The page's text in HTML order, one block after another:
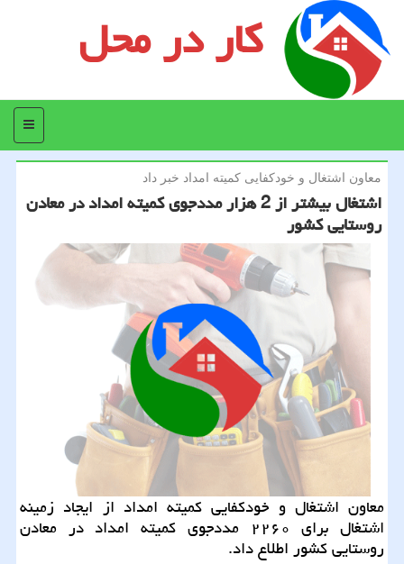
کار در محل
منو
معاون اشتغال و خودكفایی كمیته امداد خبر داد
اشتغال بیشتر از 2 هزار مددجوی كمیته امداد در معادن
روستایی كشور
معاون اشتغال و خودكفایی كمیته امداد از ایجاد زمینه
اشتغال برای ۲۲۶۰ مددجوی كمیته امداد در معادن
روستایی كشور اطلاع داد.